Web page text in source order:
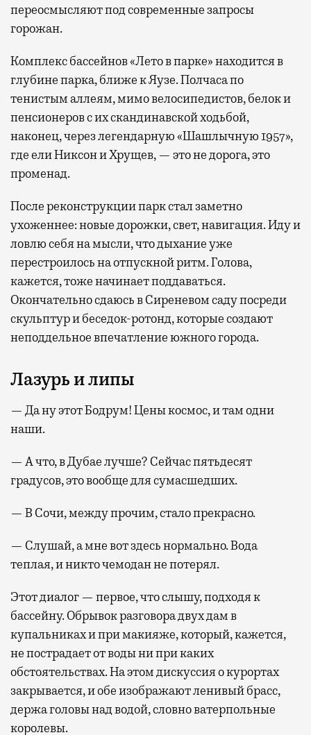
переосмысляют под современные запросы
горожан.
Комплекс бассейнов «Лето в парке» находится в
глубине парка, ближе к Яузе. Полчаса по
тенистым аллеям, мимо велосипедистов, белок и
пенсионеров с их скандинавской ходьбой,
наконец, через легендарную «Шашлычную 1957»,
где ели Никсон и Хрущев, — это не дорога, это
променад.
После реконструкции парк стал заметно
ухоженнее: новые дорожки, свет, навигация. Иду и
ловлю себя на мысли, что дыхание уже
перестроилось на отпускной ритм. Голова,
кажется, тоже начинает поддаваться.
Окончательно сдаюсь в Сиреневом саду посреди
скульптур и беседок-ротонд, которые создают
неподдельное впечатление южного города.
Лазурь и липы
— Да ну этот Бодрум! Цены космос, и там одни
наши.
— А что, в Дубае лучше? Сейчас пятьдесят
градусов, это вообще для сумасшедших.
— В Сочи, между прочим, стало прекрасно.
— Слушай, а мне вот здесь нормально. Вода
теплая, и никто чемодан не потерял.
Этот диалог — первое, что слышу, подходя к
бассейну. Обрывок разговора двух дам в
купальниках и при макияже, который, кажется,
не пострадает от воды ни при каких
обстоятельствах. На этом дискуссия о курортах
закрывается, и обе изображают ленивый брасс,
держа головы над водой, словно ватерпольные
королевы.